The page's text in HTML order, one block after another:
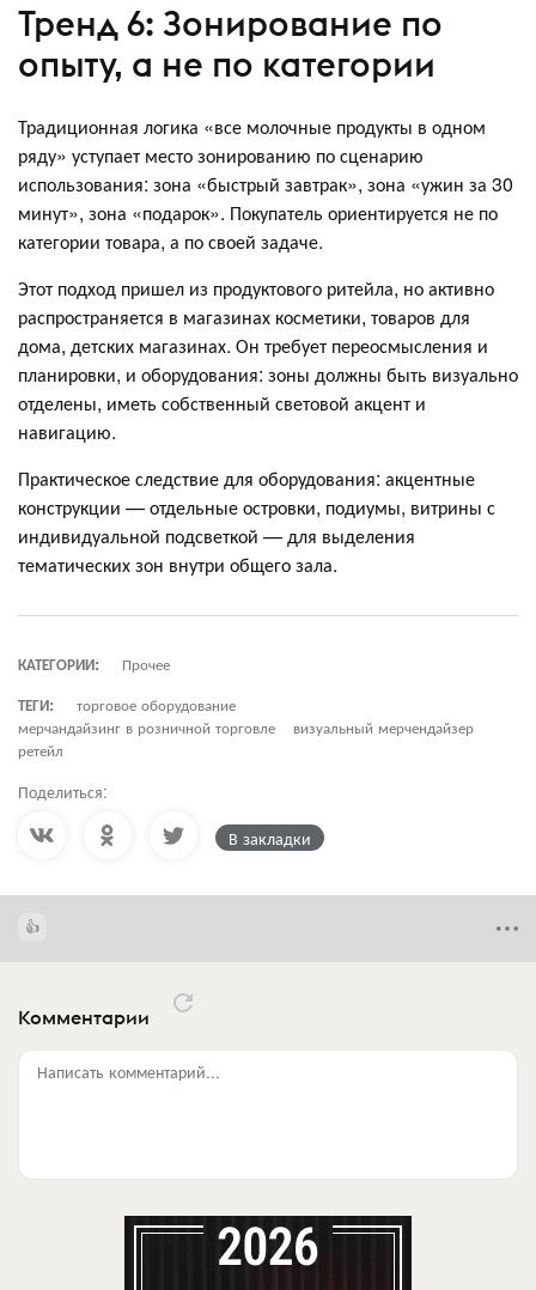
Тренд 6: Зонирование по
опыту, а не по категории
Традиционная логика «все молочные продукты в одном
ряду» уступает место зонированию по сценарию
использования: зона «быстрый завтрак», зона «ужин за 30
минут», зона «подарок». Покупатель ориентируется не по
категории товара, а по своей задаче.
Этот подход пришел из продуктового ритейла, но активно
распространяется в магазинах косметики, товаров для
дома, детских магазинах. Он требует переосмысления и
планировки, и оборудования: зоны должны быть визуально
отделены, иметь собственный световой акцент и
навигацию.
Практическое следствие для оборудования: акцентные
конструкции — отдельные островки, подиумы, витрины с
индивидуальной подсветкой — для выделения
тематических зон внутри общего зала.
КАТЕГОРИИ:
Прочее
ТЕГИ:
торговое оборудование
мерчандайзинг в розничной торговле
визуальный мерчендайзер
ретейл
Поделиться:
В закладки
Комментарии
Написать комментарий...